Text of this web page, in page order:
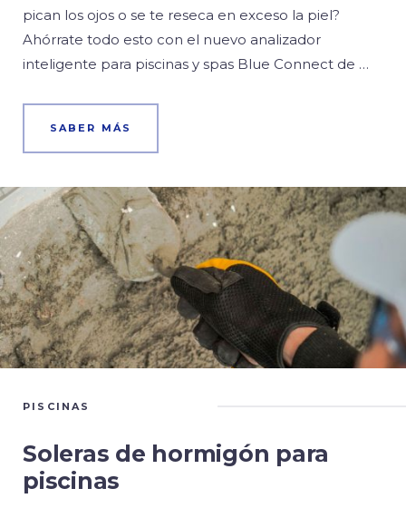
pican los ojos o se te reseca en exceso la piel?
Ahórrate todo esto con el nuevo analizador
inteligente para piscinas y spas Blue Connect de …
SABER MÁS
PISCINAS
Soleras de hormigón para
piscinas